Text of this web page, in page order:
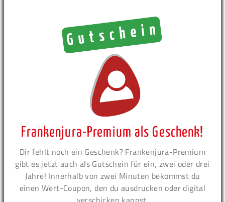
Frankenjura-Premium als Geschenk!
Dir fehlt noch ein Geschenk? Frankenjura-Premium
gibt es jetzt auch als Gutschein für ein, zwei oder drei
Jahre! Innerhalb von zwei Minuten bekommst du
einen Wert-Coupon, den du ausdrucken oder digital